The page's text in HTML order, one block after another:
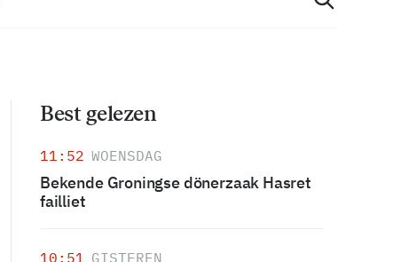
Best gelezen
11:52 WOENSDAG
Bekende Groningse dönerzaak Hasret
failliet
10:51 GISTEREN